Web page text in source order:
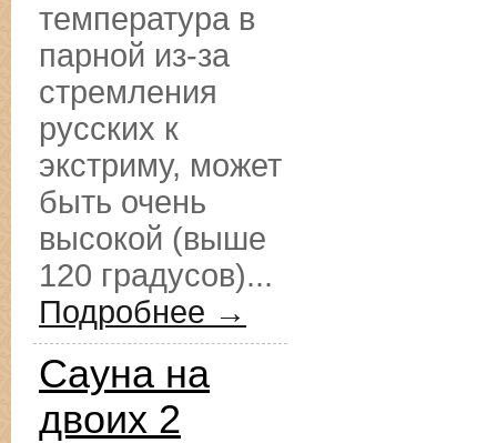
температура в
парной из-за
стремления
русских к
экстриму, может
быть очень
высокой (выше
120 градусов)...
Подробнее →
Сауна на
двоих 2